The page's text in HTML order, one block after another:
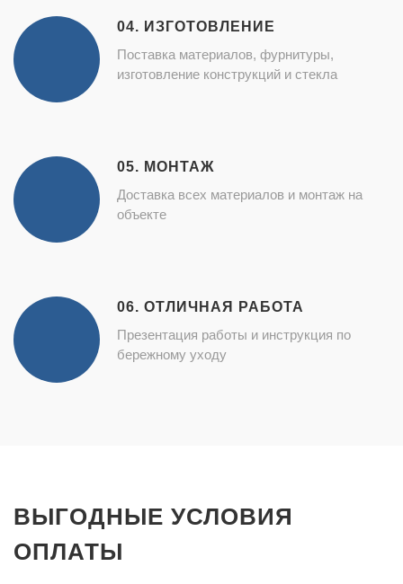
04. ИЗГОТОВЛЕНИЕ
Поставка материалов, фурнитуры,
изготовление конструкций и стекла
05. МОНТАЖ
Доставка всех материалов и монтаж на
объекте
06. ОТЛИЧНАЯ РАБОТА
Презентация работы и инструкция по
бережному уходу
ВЫГОДНЫЕ УСЛОВИЯ
ОПЛАТЫ